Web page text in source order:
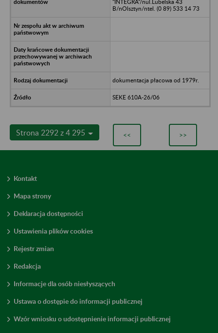
"INTEGRA"/nul.Lubelska 43
B/nOlsztyn/ntel. (0 89) 533 14 73
dokumentacja płacowa od 1979r.
SEKE 610A-26/06
Strona 2292 z 4 295 << >>
Kontakt
Mapa strony
Deklaracja dostępności
Ustawienia plików cookies
Rejestr zmian
Redakcja
Informacje dla osób niesłyszących
Ustawa o dostępie do informacji publicznej
Wzór wniosku o udostępnienie informacji publicznej